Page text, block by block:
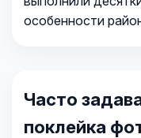
особенности
Часто
поклейка